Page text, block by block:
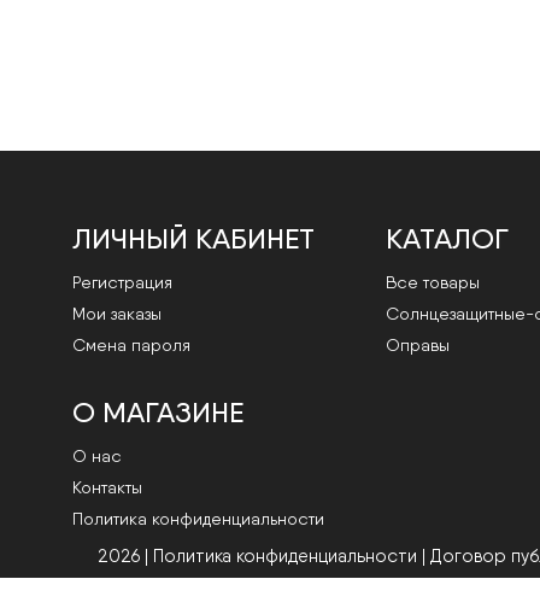
ЛИЧНЫЙ КАБИНЕТ
Регистрация
Мои заказы
Смена пароля
КАТАЛОГ
Все товары
Cолнцезащитные-
Оправы
О МАГАЗИНЕ
О нас
Контакты
Политика конфиденциальности
2026 | Политика конфиденциальности | Договор